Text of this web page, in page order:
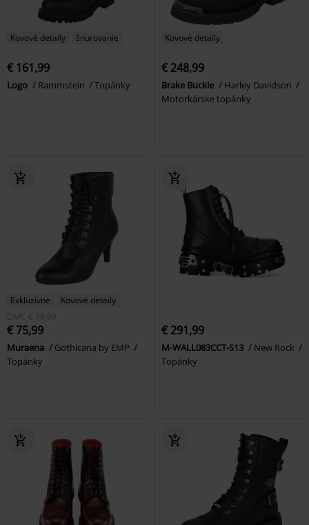
Kovové detaily šnurovanie
€ 161,99
Logo Rammstein Topánky
Kovové detaily
€ 248,99
Brake Buckle
Harley Davidson
Motorkárske topánky
Exkluzívne
Kovové detaily
OMC € 79,99
€ 75,99
Muraena
Gothicana by EMP
Topánky
€ 291,99
M-WALL083CCT-S13
New Rock
Topánky